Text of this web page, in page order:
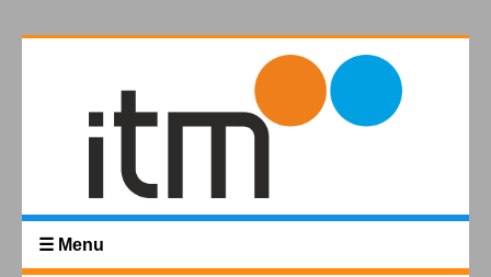
☰ Menu